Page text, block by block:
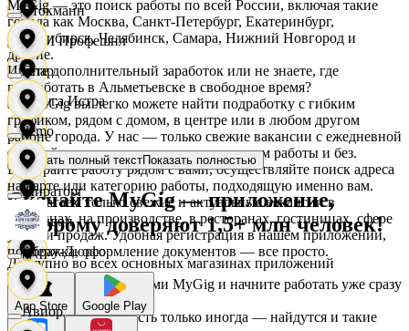
АСМ Профешнл
Белуга Истра
Вайнер
Ваншоп
Ворксистем
Стокманн
Cпар
demo
Мираторг
Абрау-Дюрсо
Авиор
MyGig — это поиск работы по всей России, включая такие
города как Москва, Санкт-Петербург, Екатеринбург,
Новосибирск, Челябинск, Самара, Нижний Новгород и
другие.
Ищете дополнительный заработок или не знаете, где
подработать в Альметьевске в свободное время?
На MyGig вы легко можете найти подработку с гибким
графиком, рядом с домом, в центре или в любом другом
районе города. У нас — только свежие вакансии с ежедневной
оплатой для мужчин и женщин, с опытом работы и без.
Выбирайте работу рядом с вами, осуществляйте поиск адреса
на карте или категорию работы, подходящую именно вам.
Предлагаем только свежие и актуальные вакансии в
магазинах, на производстве, в ресторанах, гостиницах, сфере
услуг и продаж. Удобная регистрация в нашем приложении,
поддержка, оформление документов — все просто.
Воспользуйтесь услугами MyGig и начните работать уже сразу
после отклика.
А если нужна занятость только иногда — найдутся и такие
Показать полный текстПоказать полностью
Скачайте MyGig — приложение,
которому доверяют 1,5+ млн человек!
Доступно во всех основных магазинах приложений
App Store Google Play